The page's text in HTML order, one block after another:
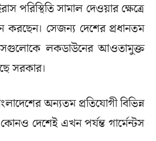
পরিস্থিতি সামাল দেওয়ার ক্ষেত্রে
করছেন। সেজন্য দেশের প্রধানতম
লকডাউনের আওতামুক্ত
সরকার।
অন্যতম প্রতিযোগী বিভিন্ন
দেশেই এখন পর্যন্ত গার্মেন্টস